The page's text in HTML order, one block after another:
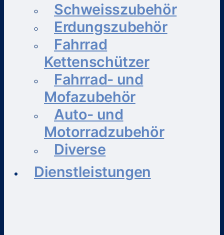
Schweisszubehör
Erdungszubehör
Fahrrad
Kettenschützer
Fahrrad- und
Mofazubehör
Auto- und
Motorradzubehör
Diverse
Dienstleistungen